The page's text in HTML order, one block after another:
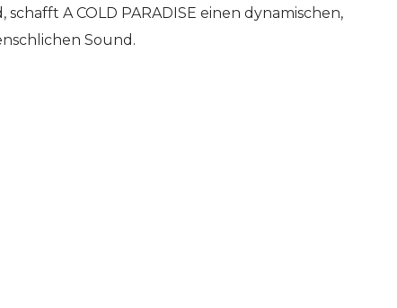
A COLD PARADISE einen dynamischen,
Sound.